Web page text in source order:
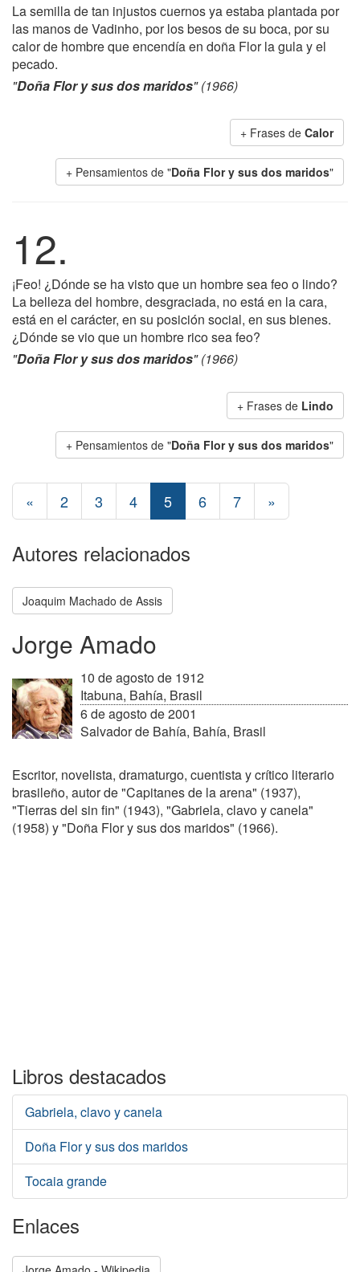
La semilla de tan injustos cuernos ya estaba plantada por
las manos de Vadinho, por los besos de su boca, por su
calor de hombre que encendía en doña Flor la gula y el
pecado.
"Doña Flor y sus dos maridos" (1966)
+ Frases de Calor
+ Pensamientos de "Doña Flor y sus dos maridos"
12.
¡Feo! ¿Dónde se ha visto que un hombre sea feo o lindo?
La belleza del hombre, desgraciada, no está en la cara,
está en el carácter, en su posición social, en sus bienes.
¿Dónde se vio que un hombre rico sea feo?
"Doña Flor y sus dos maridos" (1966)
+ Frases de Lindo
+ Pensamientos de "Doña Flor y sus dos maridos"
« 2 3 4 5 6 7 »
Autores relacionados
Joaquim Machado de Assis
Jorge Amado
10 de agosto de 1912
Itabuna, Bahía, Brasil
6 de agosto de 2001
Salvador de Bahía, Bahía, Brasil
Escritor, novelista, dramaturgo, cuentista y crítico literario
brasileño, autor de "Capitanes de la arena" (1937),
"Tierras del sin fin" (1943), "Gabriela, clavo y canela"
(1958) y "Doña Flor y sus dos maridos" (1966).
Libros destacados
Gabriela, clavo y canela
Doña Flor y sus dos maridos
Tocaia grande
Enlaces